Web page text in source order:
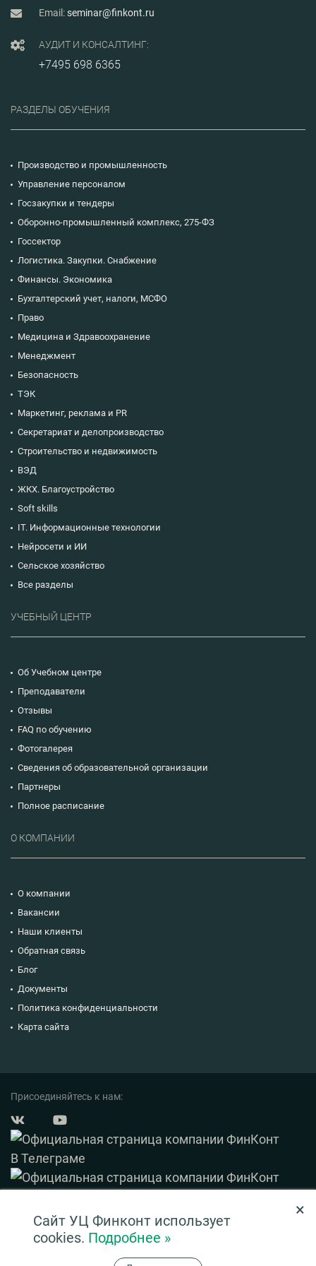
Email:seminar@finkont.ru
АУДИТ И КОНСАЛТИНГ:
+7495 698 6365
РАЗДЕЛЫ ОБУЧЕНИЯ
Производство и промышленность
Управление персоналом
Госзакупки и тендеры
Оборонно-промышленный комплекс, 275-ФЗ
Госсектор
Логистика. Закупки. Снабжение
Финансы. Экономика
Бухгалтерский учет, налоги, МСФО
Право
Медицина и Здравоохранение
Менеджмент
Безопасность
ТЭК
Маркетинг, реклама и PR
Секретариат и делопроизводство
Строительство и недвижимость
ВЭД
ЖКХ. Благоустройство
Soft skills
IT. Информационные технологии
Нейросети и ИИ
Сельское хозяйство
Все разделы
УЧЕБНЫЙ ЦЕНТР
Об Учебном центре
Преподаватели
Отзывы
FAQ по обучению
Фотогалерея
Сведения об образовательной организации
Партнеры
Полное расписание
О КОМПАНИИ
О компании
Вакансии
Наши клиенты
Обратная связь
Блог
Документы
Политика конфиденциальности
Карта сайта
Присоединяйтесь к нам:
Нашли ошибку? Выделите ее и нажмите Ctrl+Enter
Информация на сайте ни при каких условиях не является публичной офертой,
×
Сайт УЦ Финконт использует
cookies. Подробнее »